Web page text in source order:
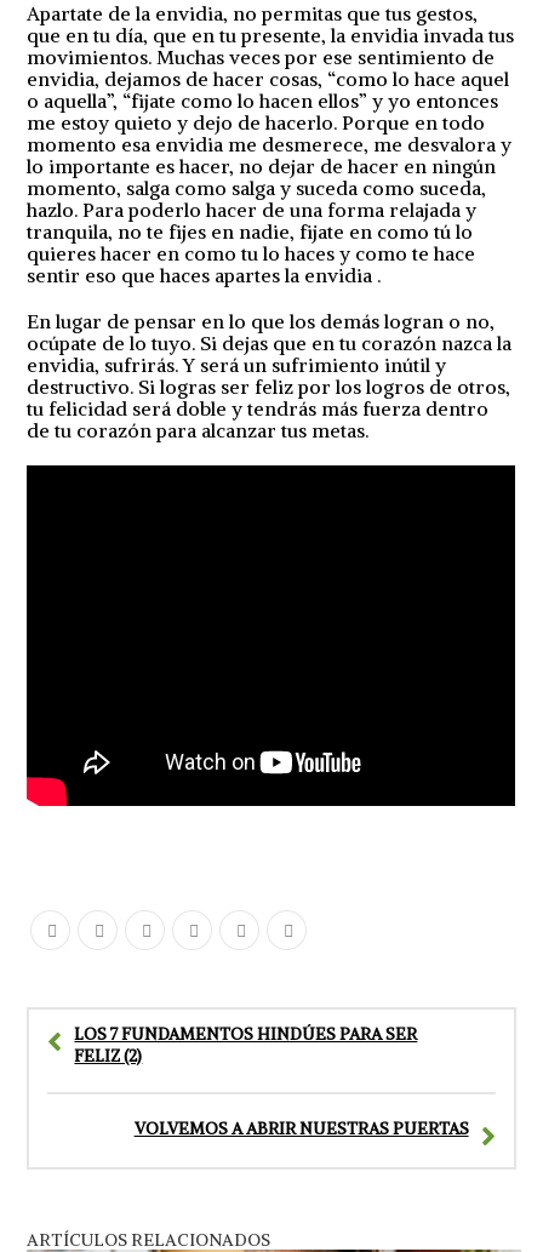
Apartate de la envidia, no permitas que tus gestos,
que en tu día, que en tu presente, la envidia invada tus
movimientos. Muchas veces por ese sentimiento de
envidia, dejamos de hacer cosas, “como lo hace aquel
o aquella”, “fijate como lo hacen ellos” y yo entonces
me estoy quieto y dejo de hacerlo. Porque en todo
momento esa envidia me desmerece, me desvalora y
lo importante es hacer, no dejar de hacer en ningún
momento, salga como salga y suceda como suceda,
hazlo. Para poderlo hacer de una forma relajada y
tranquila, no te fijes en nadie, fijate en como tú lo
quieres hacer en como tu lo haces y como te hace
sentir eso que haces apartes la envidia .
En lugar de pensar en lo que los demás logran o no,
ocúpate de lo tuyo. Si dejas que en tu corazón nazca la
envidia, sufrirás. Y será un sufrimiento inútil y
destructivo. Si logras ser feliz por los logros de otros,
tu felicidad será doble y tendrás más fuerza dentro
de tu corazón para alcanzar tus metas.
LOS 7 FUNDAMENTOS HINDÚES PARA SER
FELIZ (2)
VOLVEMOS A ABRIR NUESTRAS PUERTAS
ARTÍCULOS RELACIONADOS